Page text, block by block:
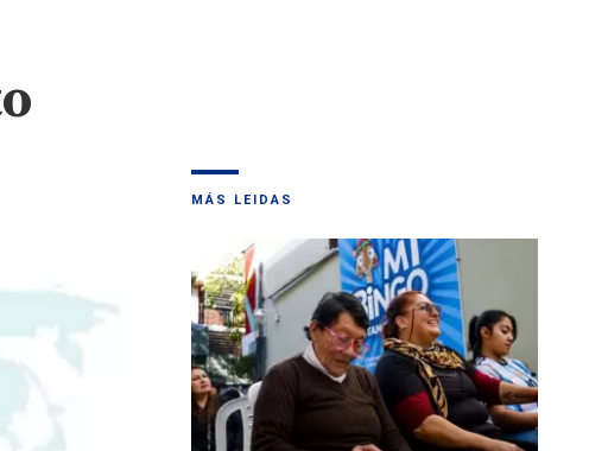
MÁS LEIDAS